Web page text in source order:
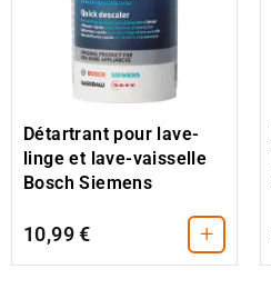
Détartrant pour lave-
linge et lave-vaisselle
Bosch Siemens
10,99 € +